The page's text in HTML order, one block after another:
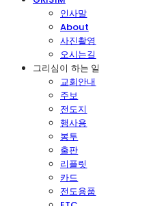
인사말
About
사진촬영
오시는길
그리심이 하는 일
교회안내
주보
전도지
행사용
봉투
출판
리플릿
카드
전도용품